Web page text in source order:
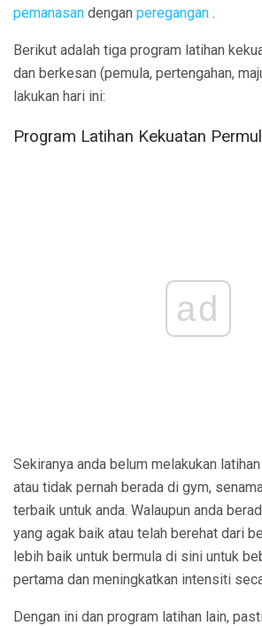
pemanasan dengan peregangan .
Berikut adalah tiga program latihan
dan berkesan (pemula, pertengahan,
lakukan hari ini:
Program Latihan Kekuatan
ad
Sekiranya anda belum melakukan
atau tidak pernah berada di gym,
terbaik untuk anda. Walaupun anda
yang agak baik atau telah berehat dari
lebih baik untuk bermula di sini untuk
pertama dan meningkatkan intensiti
Dengan ini dan program latihan lain,